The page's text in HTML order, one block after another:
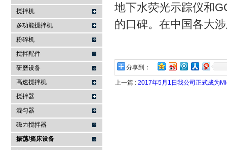
搅拌机
多功能搅拌机
粉碎机
搅拌配件
研磨设备
高速搅拌机
搅拌器
混匀器
磁力搅拌器
振荡/摇床设备
地下水荧光示踪仪和
的口碑。在中国各大
分享到：
上一篇 : 2017年5月1日我公司正式成为